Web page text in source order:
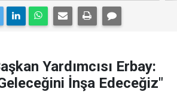
Yardımcısı Erbay:
İnşa Edeceğiz"